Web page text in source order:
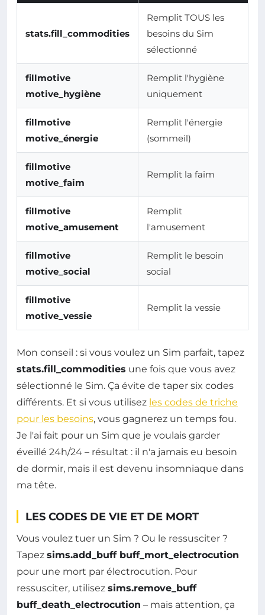
stats.fill_commodities
Remplit TOUS les
besoins du Sim
sélectionné
fillmotive
motive_hygiène
Remplit l'hygiène
uniquement
fillmotive
motive_énergie
Remplit l'énergie
(sommeil)
fillmotive
motive_faim
Remplit la faim
fillmotive
motive_amusement
Remplit
l'amusement
fillmotive
motive_social
Remplit le besoin
social
fillmotive
motive_vessie
Remplit la vessie
Mon conseil : si vous voulez un Sim parfait, tapez
stats.fill_commodities une fois que vous avez
sélectionné le Sim. Ça évite de taper six codes
différents. Et si vous utilisez les codes de triche
pour les besoins, vous gagnerez un temps fou.
Je l'ai fait pour un Sim que je voulais garder
éveillé 24h/24 – résultat : il n'a jamais eu besoin
de dormir, mais il est devenu insomniaque dans
ma tête.
LES CODES DE VIE ET DE MORT
Vous voulez tuer un Sim ? Ou le ressusciter ?
Tapez sims.add_buff buff_mort_electrocution
pour une mort par électrocution. Pour
ressusciter, utilisez sims.remove_buff
buff_death_electrocution – mais attention, ça